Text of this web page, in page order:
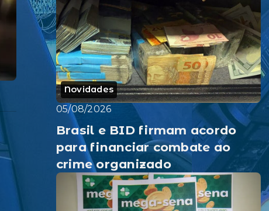
Novidades
05/08/2026
Brasil e BID firmam acordo
para financiar combate ao
crime organizado